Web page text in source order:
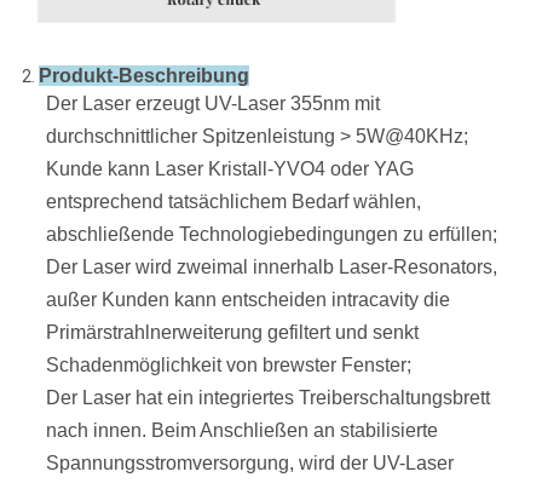
2.
Produkt-Beschreibung
Der Laser erzeugt UV-Laser 355nm mit
durchschnittlicher Spitzenleistung > 5W@40KHz;
Kunde kann Laser Kristall-YVO4 oder YAG
entsprechend tatsächlichem Bedarf wählen,
abschließende Technologiebedingungen zu erfüllen;
Der Laser wird zweimal innerhalb Laser-Resonators,
außer Kunden kann entscheiden intracavity die
Primärstrahlnerweiterung gefiltert und senkt
Schadenmöglichkeit von brewster Fenster;
Der Laser hat ein integriertes Treiberschaltungsbrett
nach innen. Beim Anschließen an stabilisierte
Spannungsstromversorgung, wird der UV-Laser